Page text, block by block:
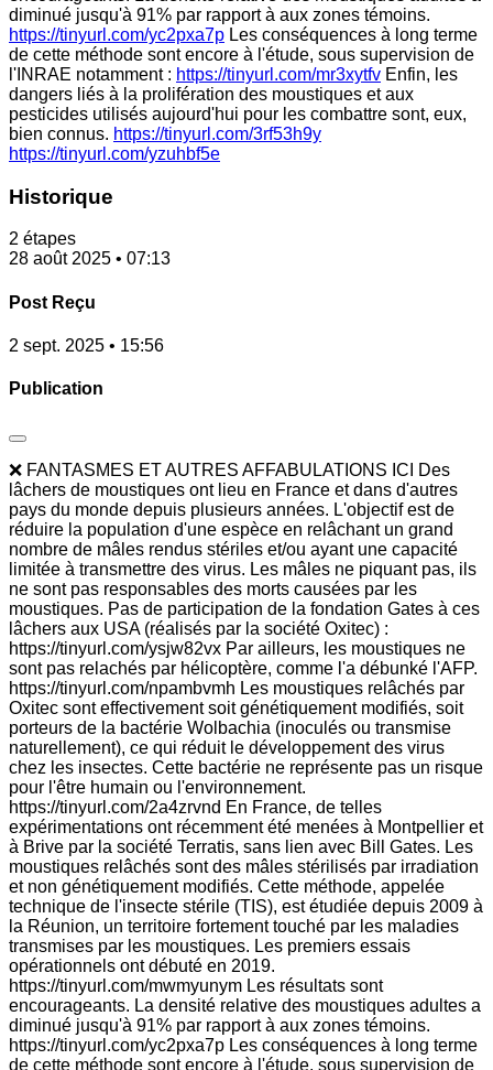
diminué jusqu'à 91% par rapport à aux zones témoins.
https://tinyurl.com/yc2pxa7p Les conséquences à long terme
de cette méthode sont encore à l'étude, sous supervision de
l'INRAE notamment : https://tinyurl.com/mr3xytfv Enfin, les
dangers liés à la prolifération des moustiques et aux
pesticides utilisés aujourd'hui pour les combattre sont, eux,
bien connus. https://tinyurl.com/3rf53h9y
https://tinyurl.com/yzuhbf5e
Historique
2 étapes
28 août 2025 • 07:13
Post Reçu
2 sept. 2025 • 15:56
Publication
❌ FANTASMES ET AUTRES AFFABULATIONS ICI Des
lâchers de moustiques ont lieu en France et dans d'autres
pays du monde depuis plusieurs années. L'objectif est de
réduire la population d'une espèce en relâchant un grand
nombre de mâles rendus stériles et/ou ayant une capacité
limitée à transmettre des virus. Les mâles ne piquant pas, ils
ne sont pas responsables des morts causées par les
moustiques. Pas de participation de la fondation Gates à ces
lâchers aux USA (réalisés par la société Oxitec) :
https://tinyurl.com/ysjw82vx Par ailleurs, les moustiques ne
sont pas relachés par hélicoptère, comme l'a débunké l'AFP.
https://tinyurl.com/npambvmh Les moustiques relâchés par
Oxitec sont effectivement soit génétiquement modifiés, soit
porteurs de la bactérie Wolbachia (inoculés ou transmise
naturellement), ce qui réduit le développement des virus
chez les insectes. Cette bactérie ne représente pas un risque
pour l'être humain ou l'environnement.
https://tinyurl.com/2a4zrvnd En France, de telles
expérimentations ont récemment été menées à Montpellier et
à Brive par la société Terratis, sans lien avec Bill Gates. Les
moustiques relâchés sont des mâles stérilisés par irradiation
et non génétiquement modifiés. Cette méthode, appelée
technique de l'insecte stérile (TIS), est étudiée depuis 2009 à
la Réunion, un territoire fortement touché par les maladies
transmises par les moustiques. Les premiers essais
opérationnels ont débuté en 2019.
https://tinyurl.com/mwmyunym Les résultats sont
encourageants. La densité relative des moustiques adultes a
diminué jusqu'à 91% par rapport à aux zones témoins.
https://tinyurl.com/yc2pxa7p Les conséquences à long terme
de cette méthode sont encore à l'étude, sous supervision de